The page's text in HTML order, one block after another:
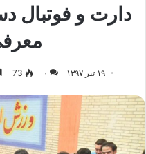
دارت و فوتبال
۱۹ تیر ۱۳۹۷ ۰ 73